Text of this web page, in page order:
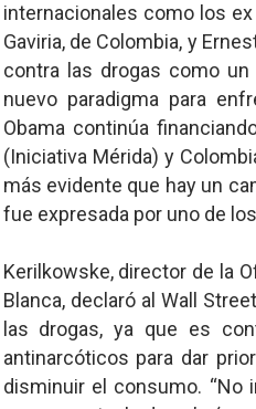
internacionales como los
Gaviria, de Colombia, y
contra las drogas como
nuevo paradigma para
Obama continúa
(Iniciativa Mérida) y
más evidente que hay un
fue expresada por uno de
Kerilkowske, director de la
Blanca, declaró al Wall
las drogas, ya que es
antinarcóticos para dar
disminuir el consumo. “No